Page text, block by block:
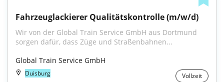
Fahrzeuglackierer Qualitätskontrolle (m/w/d)
Wir von der Global Train Service GmbH aus Dortmund
sorgen dafür, dass Züge und Straßenbahnen...
Global Train Service GmbH
Duisburg
Vollzeit